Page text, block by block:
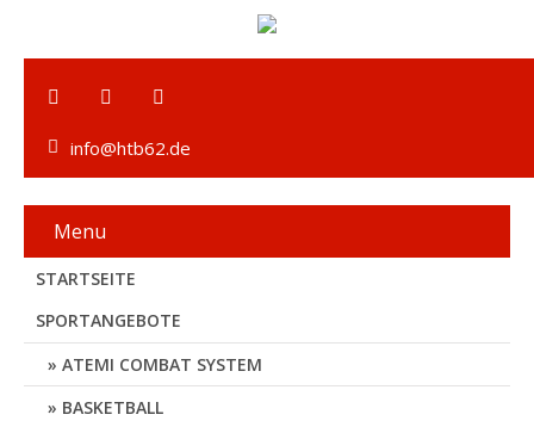
info@htb62.de
Menu
STARTSEITE
SPORTANGEBOTE
ATEMI COMBAT SYSTEM
BASKETBALL